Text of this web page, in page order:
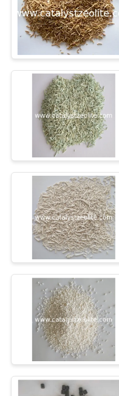
TRETEN
SIE
UNS
VERBINDUNG
NACHRICHTEN
FÄLLE
SITEMAP
PRIVACY
POLICY